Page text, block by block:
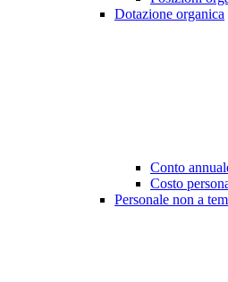
Dotazione organica
Conto
Costo
Personale non a